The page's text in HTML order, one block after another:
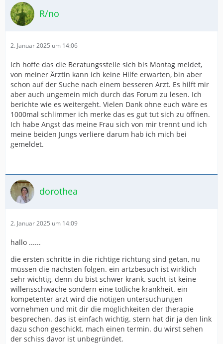
R/no
2. Januar 2025 um 14:06
Ich hoffe das die Beratungsstelle sich bis Montag meldet,
von meiner Ärztin kann ich keine Hilfe erwarten, bin aber
schon auf der Suche nach einem besseren Arzt. Es hilft mir
aber auch ungemein mich durch das Forum zu lesen. Ich
berichte wie es weitergeht. Vielen Dank ohne euch wäre es
1000mal schlimmer ich merke das es gut tut sich zu öffnen.
Ich habe Angst das meine Frau sich von mir trennt und ich
meine beiden Jungs verliere darum hab ich mich bei
gemeldet.
dorothea
2. Januar 2025 um 14:09
hallo ......
die ersten schritte in die richtige richtung sind getan, nu
müssen die nächsten folgen. ein artzbesuch ist wirklich
sehr wichtig, denn du bist schwer krank. sucht ist keine
willensschwäche sondern eine tötliche krankheit. ein
kompetenter arzt wird die nötigen untersuchungen
vornehmen und mit dir die möglichkeiten der therapie
besprechen. das ist einfach wichtig. stern hat dir ja den link
dazu schon geschickt. mach einen termin. du wirst sehen
der schiss davor ist unbegründet.